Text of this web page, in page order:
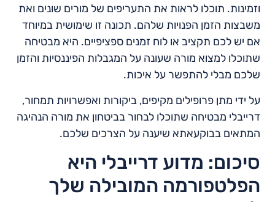
וזמינות. תוכלו לראות את התעריפים של מורים שונים ואת
משבצות הזמן הפנויות שלהם. תכונה זו שימושית במיוחד
אם יש לכם תקציב או לוח זמנים ספציפיים. היא מבטיחה
שתוכלו למצוא מורה שעונה על המגבלות הפיננסיות והזמן
שלכם מבלי להתפשר על איכות.
על ידי מתן פרופילים מקיפים, ביקורות ואפשרויות תמחור,
דרייבלי מבטיחה שתוכלו לבחור בביטחון את מורה הנהיגה
המתאים בבוקעאתא שיענה על הצרכים שלכם.
סיכום: מדוע דרייבלי היא
הפלטפורמה המובילה שלך